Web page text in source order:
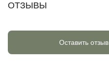
ОТЗЫВЫ
Оставить отзыв